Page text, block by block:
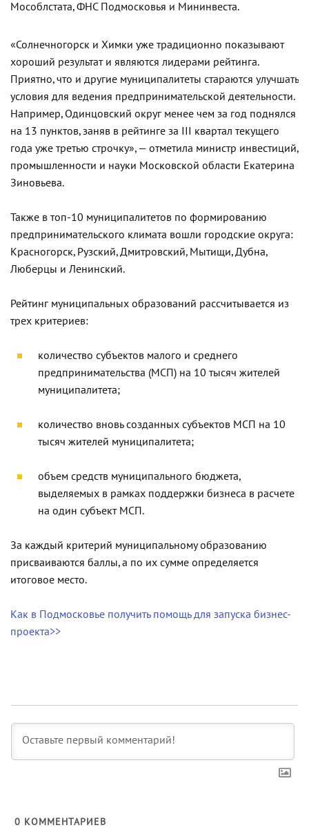
Мособлстата, ФНС Подмосковья и Мининвеста.
«Солнечногорск и Химки уже традиционно показывают
хороший результат и являются лидерами рейтинга.
Приятно, что и другие муниципалитеты стараются улучшать
условия для ведения предпринимательской деятельности.
Например, Одинцовский округ менее чем за год поднялся
на 13 пунктов, заняв в рейтинге за III квартал текущего
года уже третью строчку», — отметила министр инвестиций,
промышленности и науки Московской области Екатерина
Зиновьева.
Также в топ-10 муниципалитетов по формированию
предпринимательского климата вошли городские округа:
Красногорск, Рузский, Дмитровский, Мытищи, Дубна,
Люберцы и Ленинский.
Рейтинг муниципальных образований рассчитывается из
трех критериев:
количество субъектов малого и среднего
предпринимательства (МСП) на 10 тысяч жителей
муниципалитета;
количество вновь созданных субъектов МСП на 10
тысяч жителей муниципалитета;
объем средств муниципального бюджета,
выделяемых в рамках поддержки бизнеса в расчете
на один субъект МСП.
За каждый критерий муниципальному образованию
присваиваются баллы, а по их сумме определяется
итоговое место.
Как в Подмосковье получить помощь для запуска бизнес-
проекта>>
0 КОММЕНТАРИЕВ